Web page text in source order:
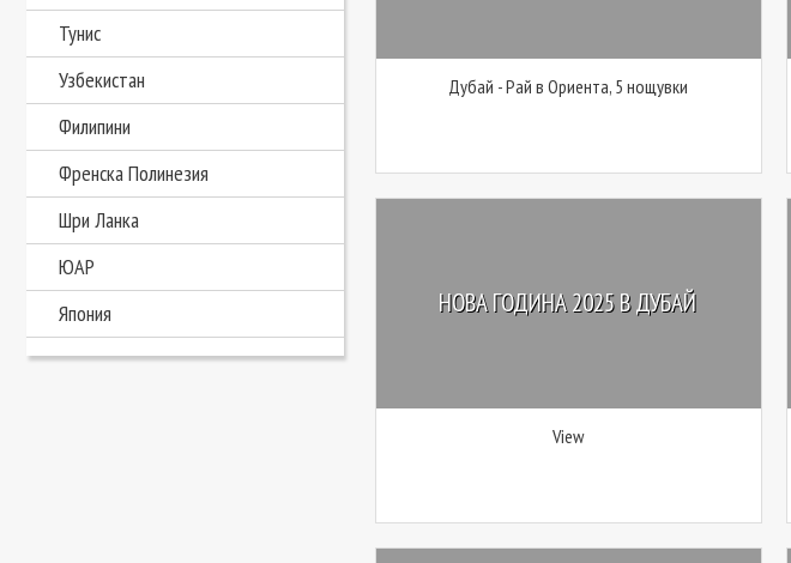
Тунис
Узбекистан
Филипини
Френска Полинезия
Шри Ланка
ЮАР
Япония
Дубай - Рай в Ориента, 5 нощувки
НОВА ГОДИНА 2025 В ДУБАЙ
View